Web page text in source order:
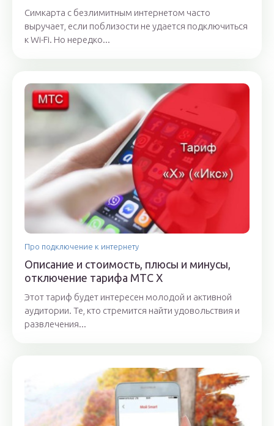
Симкарта с безлимитным интернетом часто
выручает, если поблизости не удается подключиться
к Wi-Fi. Но нередко...
Про подключение к интернету
Описание и стоимость, плюсы и минусы,
отключение тарифа МТС Х
Этот тариф будет интересен молодой и активной
аудитории. Те, кто стремится найти удовольствия и
развлечения...